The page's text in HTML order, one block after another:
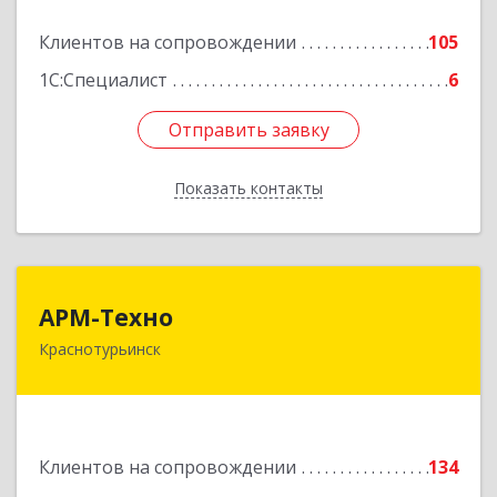
Клиентов на сопровождении
105
1С:Специалист
6
Отправить заявку
Показать контакты
Отправить заявку
Назад
АРМ-Техно
Краснотурьинск
Клиентов на сопровождении
134
624447, Свердловская обл, Краснотурьинск г,